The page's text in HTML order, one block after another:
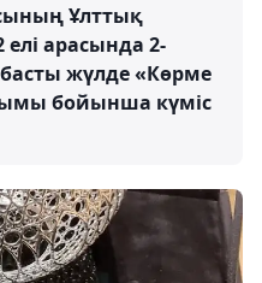
Ұлттық
арасында 2-
жүлде «Көрме
бойынша күміс